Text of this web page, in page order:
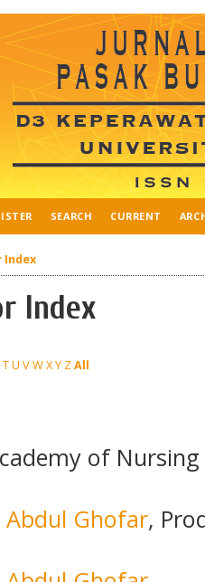
SEARCH CURRENT
Index
Index
TU VWXY ZAll
of Nursing
Ghofar,